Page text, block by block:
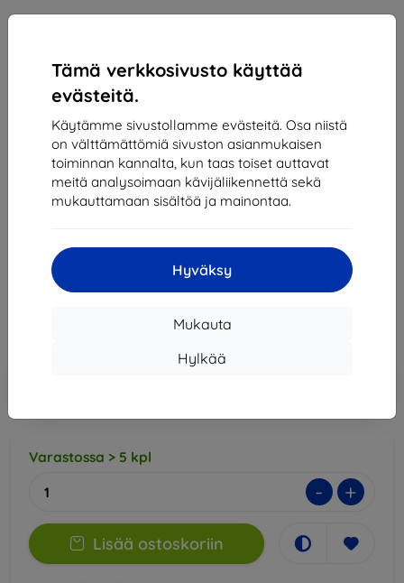
Tämä verkkosivusto käyttää
evästeitä.
Käytämme sivustollamme evästeitä. Osa niistä
on välttämättömiä sivuston asianmukaisen
toiminnan kannalta, kun taas toiset auttavat
meitä analysoimaan kävijäliikennettä sekä
mukauttamaan sisältöä ja mainontaa.
Hyväksy
Mukauta
Hylkää
SPIGEN HYDROGEL FILM NEO FLEX 2-PAKKAUS
GALAXY S24 KIRKAS (AFL07439)
Samsung Galaxy S24
Läpinäkyvä suojakalvo 2 kpl Galaxy S24: joustava TPU,
itsensä korjaava, ei kuplia, kosketusherkkyys säilyy, helppo
23,89 €
21,50 €
Varastossa > 5 kpl
- +
Lisää ostoskoriin